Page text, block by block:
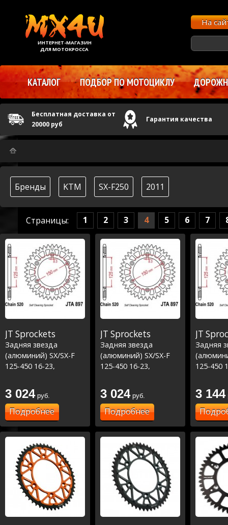
Бренды KTM SX-F250 2011
Страницы: 1 2 3 4 5 6 7
JT Sprockets
Задняя звезда
(алюминий) SX/SX-F
125-450 16-23,
23 ,
MC/MCF/EC/ECF/EX
125-450 21-23
Оранжевый
3 024руб.
Подробнее
JT Sprockets
Задняя звезда
(алюминий) SX/SX-F
125-450 16-23,
23 ,
MC/MCF/EC/ECF/EX
125-450 21-23 Синий
3 024руб.
Подробнее
JT
Задняя
125-450
23 ,
MC/MCF/
125-450
Красный
3 144
ИНТЕРНЕТ-МАГАЗИН
ДЛЯ МОТОКРОССА
На
КАТАЛОГ ПОДБОР ПО МОТОЦИКЛУ
Бесплатная доставка от
20000 руб
Гарантия качества